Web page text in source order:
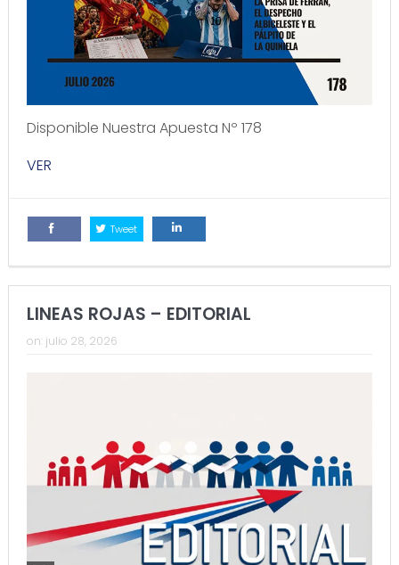
Disponible Nuestra Apuesta Nº 178
VER
Tweet
LINEAS ROJAS – EDITORIAL
on: julio 28, 2026